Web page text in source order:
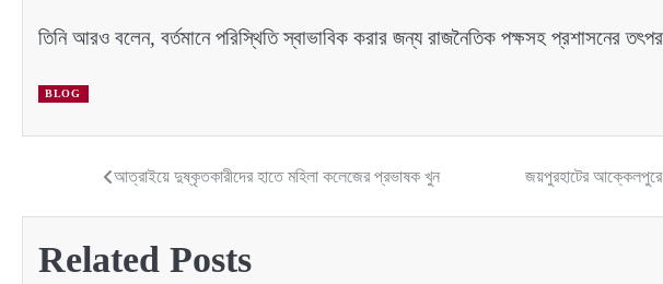
তিনি আরও বলেন, বর্তমানে পরিস্থিতি স্বাভাবিক করার জন্য রাজনৈতিক পক্ষসহ প্রশাসনের
BLOG
navigation
আত্রাইয়ে দুষ্কৃতকারীদের হাতে মহিলা কলেজের প্রভাষক খুন জয়পুরহাটের ‎আক্কেলপুরে
Related Posts